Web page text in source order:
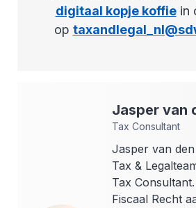
digitaal kopje koffiein
op
Jasper van
Tax Consultant
Jasper van
Tax &
Tax
Fiscaal Recht